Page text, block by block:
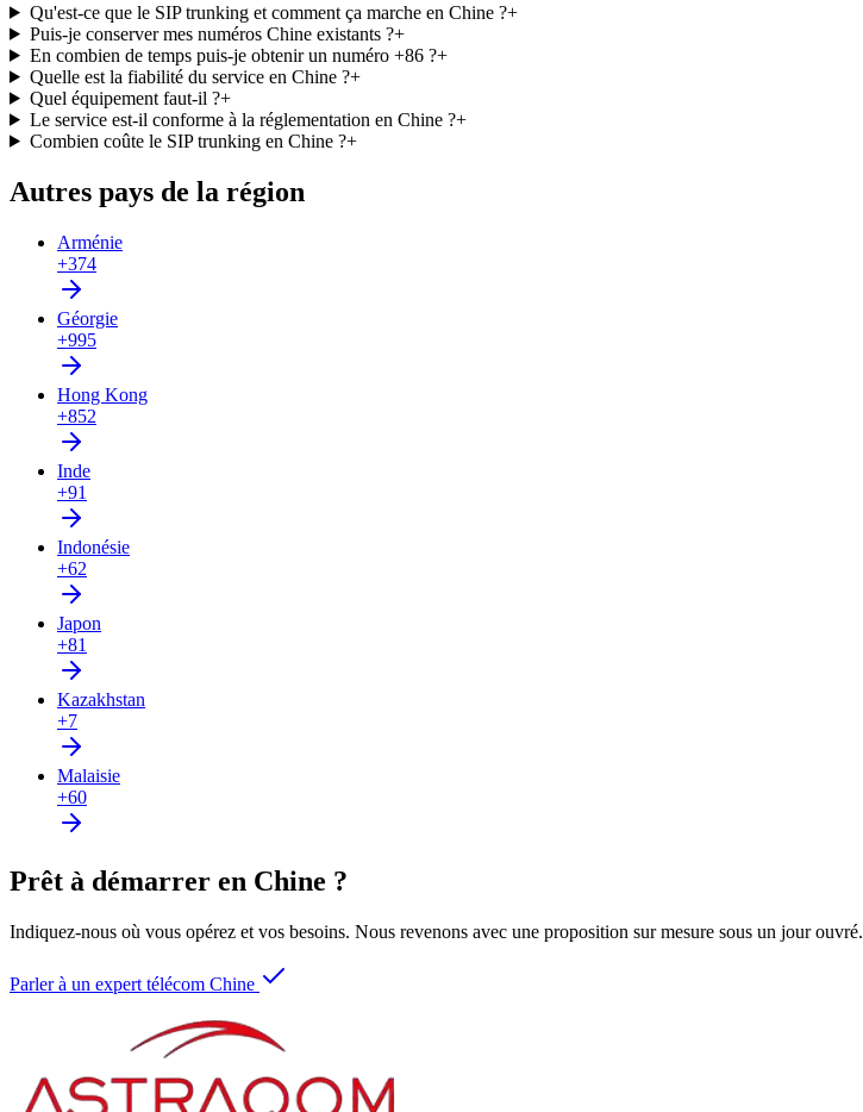
Qu'est-ce que le SIP trunking et comment ça marche en Chine ?+
Puis-je conserver mes numéros Chine existants ?+
En combien de temps puis-je obtenir un numéro +86 ?+
Quelle est la fiabilité du service en Chine ?+
Quel équipement faut-il ?+
Le service est-il conforme à la réglementation en Chine ?+
Combien coûte le SIP trunking en Chine ?+
Autres pays de la région
Arménie
+374
Géorgie
+995
Hong Kong
+852
Inde
+91
Indonésie
+62
Japon
+81
Kazakhstan
+7
Malaisie
+60
Prêt à démarrer en Chine ?
Indiquez-nous où vous opérez et vos besoins. Nous revenons avec une proposition sur mesure sous un jour ouvré.
Parler à un expert télécom Chine